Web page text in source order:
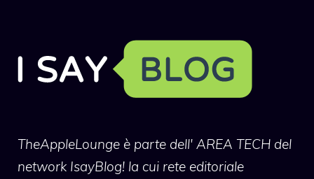
TheAppleLounge è parte dell' AREA TECH del
network IsayBlog! la cui rete editoriale